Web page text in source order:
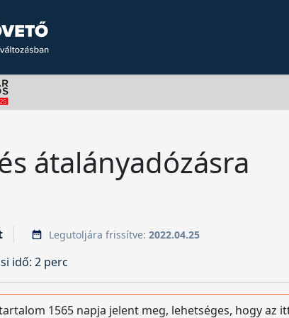
átalányadózásra
Legutoljára frissítve: 2022.04.25
idő: 2 perc
1565 napja jelent meg, lehetséges, hogy